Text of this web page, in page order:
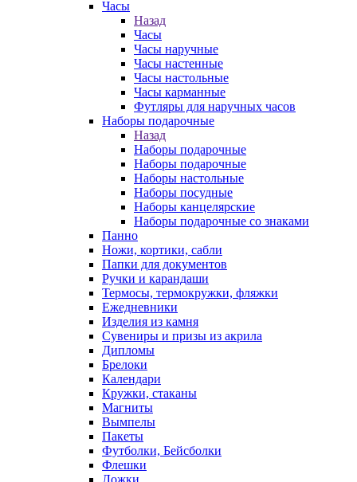
Часы
Назад
Часы
Часы наручные
Часы настенные
Часы настольные
Часы карманные
Футляры для наручных часов
Наборы подарочные
Назад
Наборы подарочные
Наборы подарочные
Наборы настольные
Наборы посудные
Наборы канцелярские
Наборы подарочные со знаками
Панно
Ножи, кортики, сабли
Папки для документов
Ручки и карандаши
Термосы, термокружки, фляжки
Ежедневники
Изделия из камня
Сувениры и призы из акрила
Дипломы
Брелоки
Календари
Кружки, стаканы
Магниты
Вымпелы
Пакеты
Футболки, Бейсболки
Флешки
Ложки